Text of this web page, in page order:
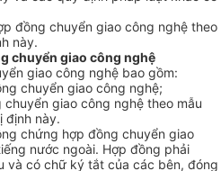
đồng chuyển giao công nghệ theo
này.
chuyển giao công nghệ
giao công nghệ bao gồm:
chuyển giao công nghệ;
giao công nghệ theo mẫu
định này.
chứng hợp đồng chuyển giao
nước ngoài. Hợp đồng phải
và có chữ ký tắt của các bên, đóng